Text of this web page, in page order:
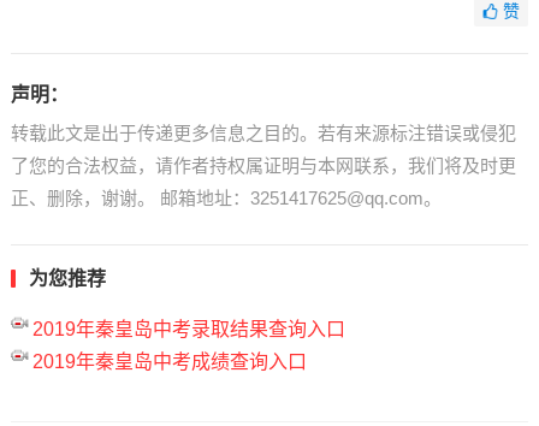
赞
声明：
转载此文是出于传递更多信息之目的。若有来源标注错误或侵犯
了您的合法权益，请作者持权属证明与本网联系，我们将及时更
正、删除，谢谢。 邮箱地址：3251417625@qq.com。
为您推荐
2019年秦皇岛中考录取结果查询入口
2019年秦皇岛中考成绩查询入口